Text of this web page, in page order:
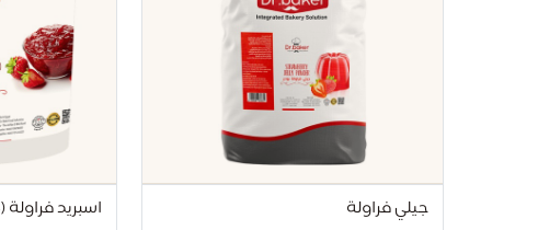
جيلي فراولة اسبريد فراولة (4ك)